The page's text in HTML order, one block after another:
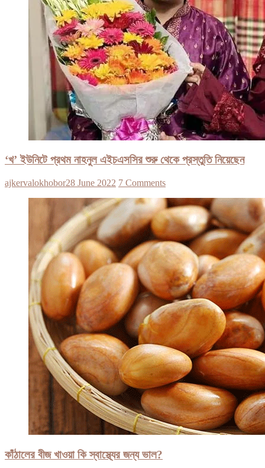
‘খ’ ইউনিটে প্রথম নাহনুল এইচএসসির শুরু থেকে প্রস্তুতি নিয়েছেন
ajkervalokhobor28 June 2022 7 Comments
কাঁঠালের বীজ খাওয়া কি স্বাস্থ্যের জন্য ভাল?